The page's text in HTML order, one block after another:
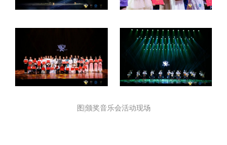
图|颁奖音乐会活动现场